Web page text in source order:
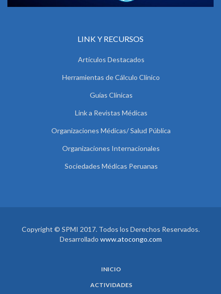
LINK Y RECURSOS
Artículos Destacados
Herramientas de Cálculo Clínico
Guías Clínicas
Link a Revistas Médicas
Organizaciones Médicas/ Salud Pública
Organizaciones Internacionales
Sociedades Médicas Peruanas
Copyright © SPMI 2017. Todos los Derechos Reservados.
Desarrollado www.atocongo.com
INICIO
ACTIVIDADES